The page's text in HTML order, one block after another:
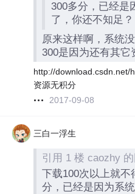
300多分，已经是
了，你还不知足？
原来这样啊，系统
300是因为还有其它
http://download.csdn.net/
资源无积分
2017-09-08
三白一浮生
引用 1 楼 caozhy
下载100次以上就不
分，已经是因为系